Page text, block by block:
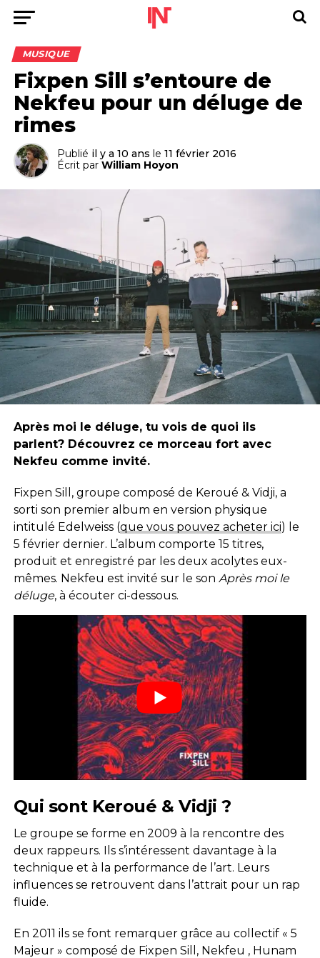
MUSIQUE
Fixpen Sill s’entoure de
Nekfeu pour un déluge de
rimes
Publié il y a 10 ans le 11 février 2016
Écrit par William Hoyon
Après moi le déluge, tu vois de quoi ils
parlent? Découvrez ce morceau fort avec
Nekfeu comme invité.
Fixpen Sill, groupe composé de Keroué & Vidji, a
sorti son premier album en version physique
intitulé Edelweiss (que vous pouvez acheter ici) le
5 février dernier. L’album comporte 15 titres,
produit et enregistré par les deux acolytes eux-
mêmes. Nekfeu est invité sur le son Après moi le
déluge, à écouter ci-dessous.
Qui sont Keroué & Vidji ?
Le groupe se forme en 2009 à la rencontre des
deux rappeurs. Ils s’intéressent davantage à la
technique et à la performance de l’art. Leurs
influences se retrouvent dans l’attrait pour un rap
fluide.
En 2011 ils se font remarquer grâce au collectif « 5
Majeur » composé de Fixpen Sill, Nekfeu , Hunam